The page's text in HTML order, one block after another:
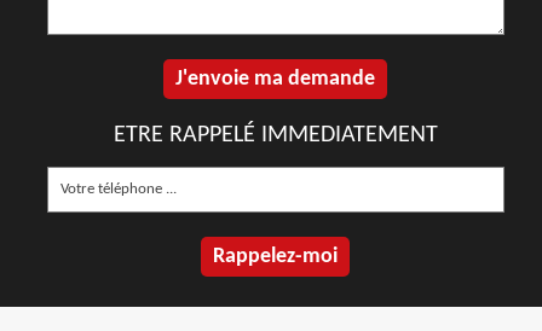
ETRE RAPPELÉ IMMEDIATEMENT